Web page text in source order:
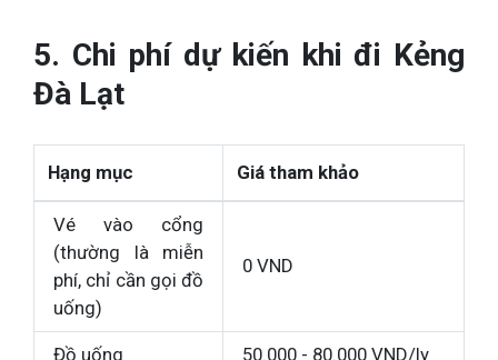
5. Chi phí dự kiến khi đi Kẻng
Đà Lạt
Hạng mục Giá tham khảo
Vé vào cổng
(thường là miễn
phí, chỉ cần gọi đồ
uống)
0 VND
Đồ uống 50.000 - 80.000 VND/ly